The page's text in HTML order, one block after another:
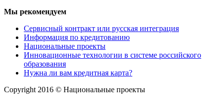
Мы рекомендуем
Сервисный контракт или русская интеграция
Информация по кредитованию
Национальные проекты
Инновационные технологии в системе российского
образования
Нужна ли вам кредитная карта?
Copyright 2016 © Национальные проекты